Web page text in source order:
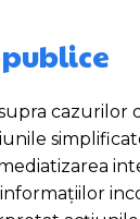
cazurilor